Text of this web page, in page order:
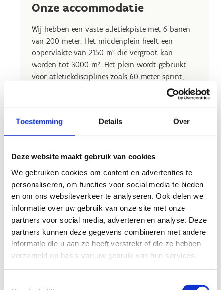
Toestemming Details Over
Deze website maakt gebruik van cookies
We gebruiken cookies om content en advertenties te
personaliseren, om functies voor social media te bieden
en om ons websiteverkeer te analyseren. Ook delen we
informatie over uw gebruik van onze site met onze
partners voor social media, adverteren en analyse. Deze
partners kunnen deze gegevens combineren met andere
informatie die u aan ze heeft verstrekt of die ze hebben
verzameld op basis van uw gebruik van hun services.
Onze accommodatie
Wij hebben een vaste atletiekpiste met 6 banen
van 200 meter. Het middenplein heeft een
oppervlakte van 2150 m² die vergroot kan
worden tot 3000 m². Het plein wordt gebruikt
voor atletiekdisciplines zoals 60 meter sprint,
hoogspringen, verspringen, hinkstapspringen,
Daarnaast wordt deze hal ook gebruikt als
Jouw
evenement op
onze
accommodatie?
Actieve clubs